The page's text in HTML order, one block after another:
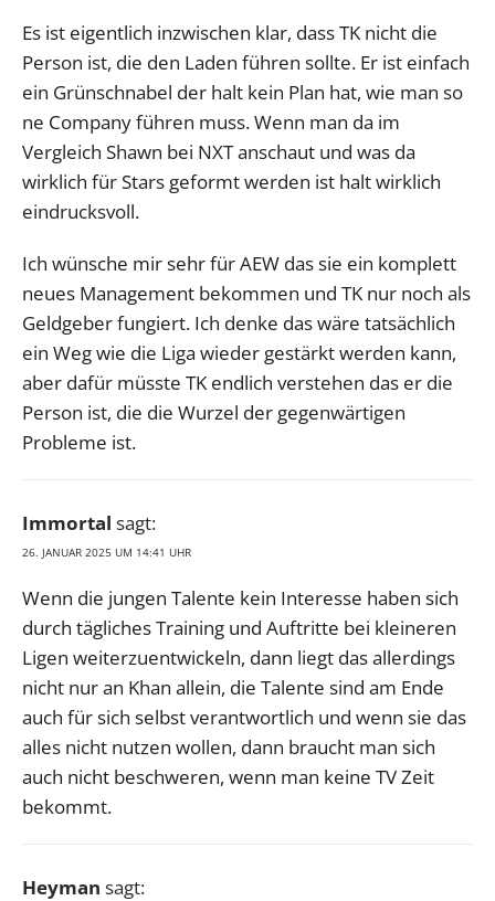
Es ist eigentlich inzwischen klar, dass TK nicht die
Person ist, die den Laden führen sollte. Er ist einfach
ein Grünschnabel der halt kein Plan hat, wie man so
ne Company führen muss. Wenn man da im
Vergleich Shawn bei NXT anschaut und was da
wirklich für Stars geformt werden ist halt wirklich
eindrucksvoll.
Ich wünsche mir sehr für AEW das sie ein komplett
neues Management bekommen und TK nur noch als
Geldgeber fungiert. Ich denke das wäre tatsächlich
ein Weg wie die Liga wieder gestärkt werden kann,
aber dafür müsste TK endlich verstehen das er die
Person ist, die die Wurzel der gegenwärtigen
Probleme ist.
Immortal sagt:
26. JANUAR 2025 UM 14:41 UHR
Wenn die jungen Talente kein Interesse haben sich
durch tägliches Training und Auftritte bei kleineren
Ligen weiterzuentwickeln, dann liegt das allerdings
nicht nur an Khan allein, die Talente sind am Ende
auch für sich selbst verantwortlich und wenn sie das
alles nicht nutzen wollen, dann braucht man sich
auch nicht beschweren, wenn man keine TV Zeit
bekommt.
Heyman sagt: